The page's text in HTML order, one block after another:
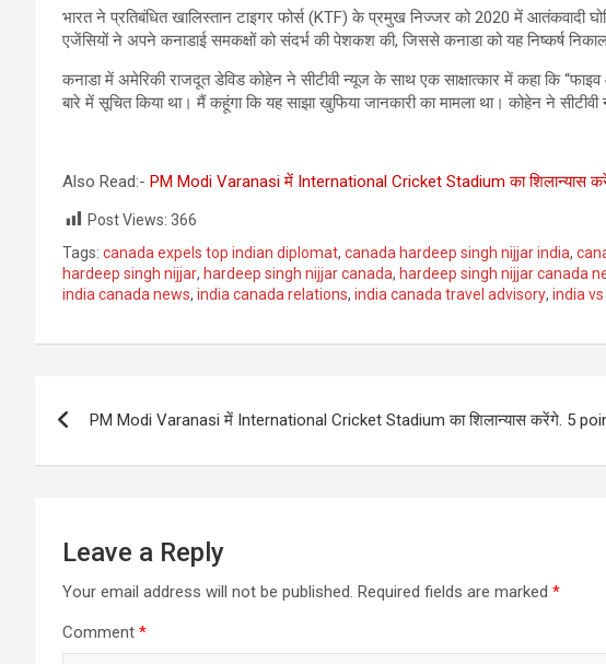
भारत ने प्रतिबंधित खालिस्तान टाइगर फोर्स (KTF) के प्रमुख निज्जर को 2020 में आतंकवादी
एजेंसियों ने अपने कनाडाई समकक्षों को संदर्भ की पेशकश की, जिससे कनाडा को यह निष्कर्ष
कनाडा में अमेरिकी राजदूत डेविड कोहेन ने सीटीवी न्यूज के साथ एक साक्षात्कार में कहा कि
बारे में सूचित किया था। मैं कहूंगा कि यह साझा खुफिया जानकारी का मामला था। कोहेन ने
Also Read:- PM Modi Varanasi में International Cricket Stadium का शिलान्यास
Post Views: 366
Tags: canada expels top indian diplomat, canada hardeep singh nijjar india,
hardeep singh nijjar, hardeep singh nijjar canada, hardeep singh nijjar canada
india canada news, india canada relations, india canada travel advisory, india
PM Modi Varanasi में International Cricket Stadium का शिलान्यास करेंगे. 5
Leave a Reply
Your email address will not be published. Required fields are marked *
Comment *